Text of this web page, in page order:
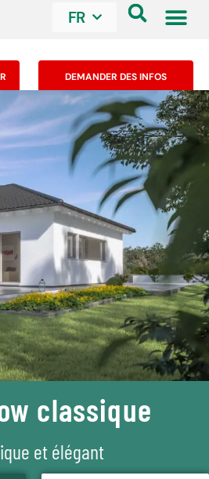
FR
DEMANDER DES INFOS
classique
et élégant